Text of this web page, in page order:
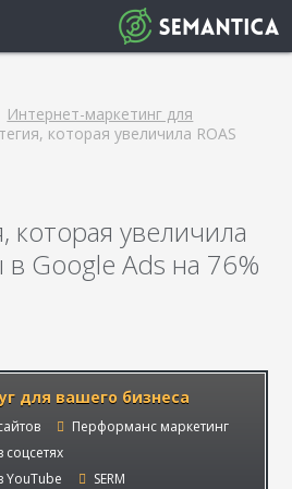
Интернет-маркетинг для
которая увеличила ROAS
которая увеличила
в Google Ads на 76%
для вашего бизнеса
Перформанс маркетинг
YouTube
SERM